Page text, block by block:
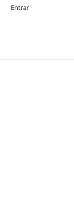
Entrar